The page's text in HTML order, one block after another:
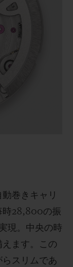
巻きキャリ
時28,800の振
現。 中央の時
えます。この
スリムであ